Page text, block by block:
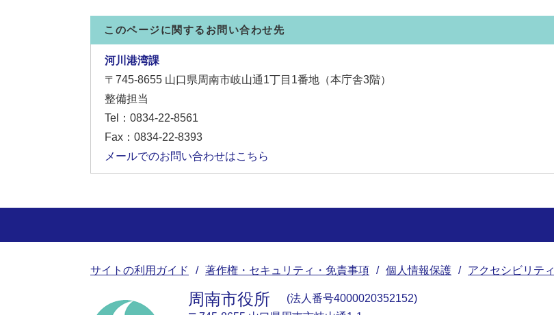
このページに関するお問い合わせ先
河川港湾課
〒745-8655 山口県周南市岐山通1丁目1番地（本庁舎3階）
整備担当
Tel：0834-22-8561
Fax：0834-22-8393
メールでのお問い合わせはこちら
サイトの利用ガイド 著作権・セキュリティ・免責事項 個人情報保護 アクセシビリティ
周南市役所
法人番号4000020352152